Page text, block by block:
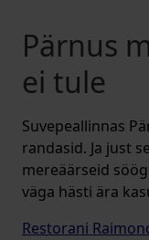
Pärnus
ei tule
Suvepeallinnas
randasid. Ja just
mereäärseid
väga hästi ära
Restorani